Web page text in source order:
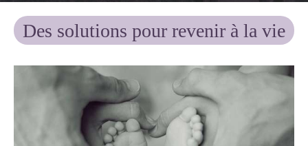
Des solutions pour revenir à la vie